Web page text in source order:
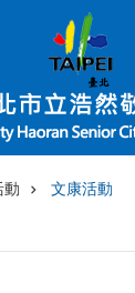
動 文康活動